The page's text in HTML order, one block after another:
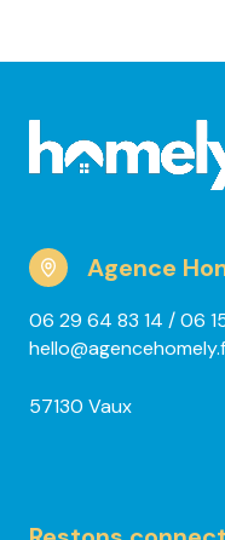
Agence
06 29 64 83 14 / 06
57130 Vaux